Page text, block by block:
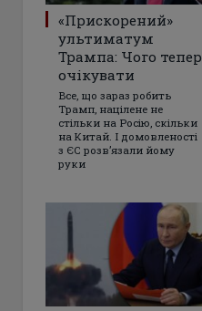
«Прискорений»
ультиматум
Трампа: Чого тепер
очікувати
Все, що зараз робить
Трамп, націлене не
стільки на Росію, скільки
на Китай. І домовленості
з ЄС розвʼязали йому
руки